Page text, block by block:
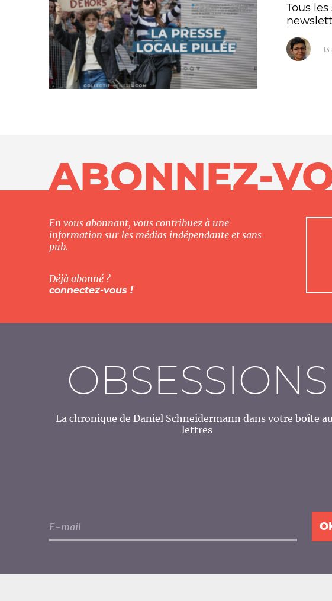
Tous
ABONNEZ-
En vous abonnant, vous contribuez à une
information sur les médias indépendante et sans
pub.
Déjà abonné ?
connectez-vous !
OBSESSIONS
La chronique de Daniel Schneidermann dans votre boîte
lettres